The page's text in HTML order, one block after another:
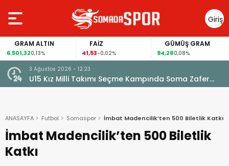
Giriş
Yap
GRAM ALTIN
0,13%
FAİZ
41,53-0,02%
GÜMÜŞ GRAM
94,280,08%
3 Ağustos 2026 - 12:23
U15 Kız Milli Takımı Seçme Kampında Soma Zafer
Spor’dan 4 Oyuncu
ANASAYFA Futbol Somaspor İmbat Madencilik’ten 500 Biletlik Katkı
İmbat Madencilik’ten 500 Biletlik
Katkı